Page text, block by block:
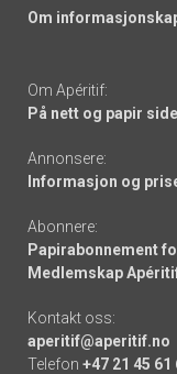
Om
Om Apéritif:
På nett og papir
Annonsere:
Informasjon og
Abonnere:
Papirabonnement
Medlemskap
Kontakt oss:
aperitif@aperitif.no
Telefon +47 21 45 61